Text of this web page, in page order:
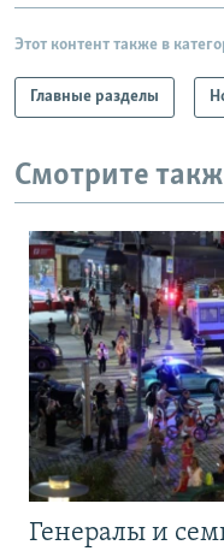
Этот контент также в
Главные разделы
Смотрите
Генералы и